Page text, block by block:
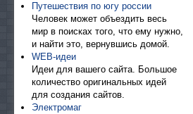
Путешествия по югу россии
Человек может объездить весь
мир в поисках того, что ему нужно,
и найти это, вернувшись домой.
WEB-идеи
Идеи для вашего сайта. Большое
количество оригинальных идей
для создания сайтов.
Электромаг